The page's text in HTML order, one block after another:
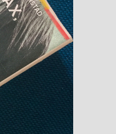
103,9 MHz